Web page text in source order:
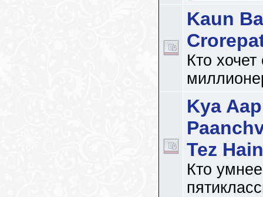
Kaun
Кто хочет
Kya Aap
Tez
Кто умнее